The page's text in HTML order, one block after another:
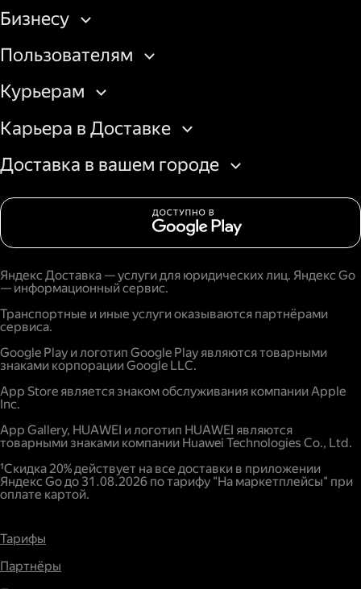
Бизнесу
Пользователям
Курьерам
Карьера в Доставке
Доставка в вашем городе
Яндекс Доставка — услуги для юридических лиц. Яндекс Go
— информационный сервис.
Транспортные и иные услуги оказываются партнёрами
сервиса.
Google Play и логотип Google Play являются товарными
знаками корпорации Google LLC.
App Store является знаком обслуживания компании Apple
Inc.
App Gallery, HUAWEI и логотип HUAWEI являются
товарными знаками компании Huawei Technologies Co., Ltd.
¹Скидка 20% действует на все доставки в приложении
Яндекс Go до 31.08.2026 по тарифу "На маркетплейсы" при
оплате картой.
Тарифы
Партнёры